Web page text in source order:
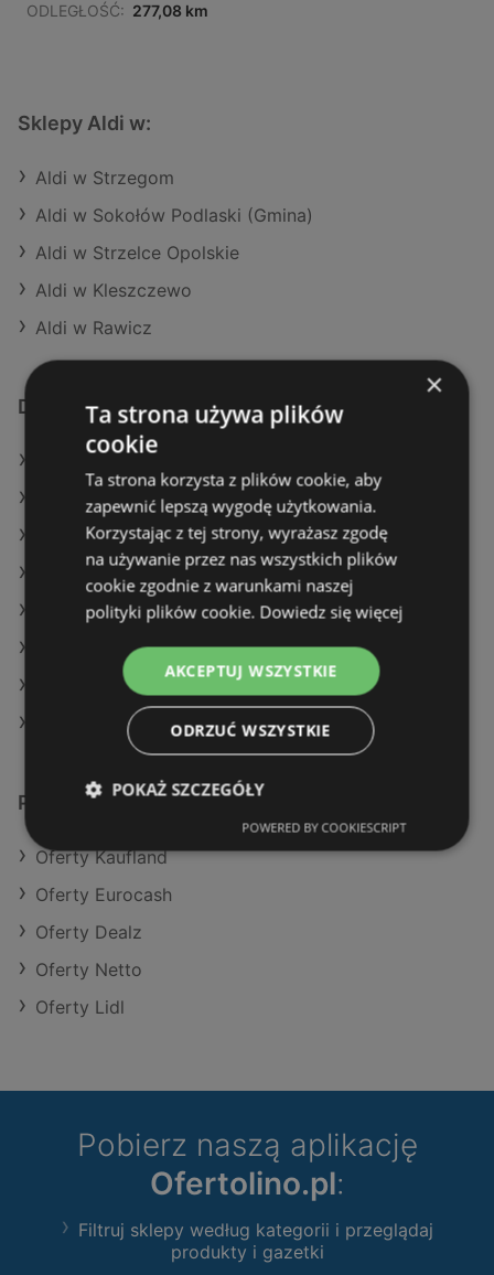
ODLEGŁOŚĆ: 277,08 km
Sklepy Aldi w:
Aldi w Strzegom
Aldi w Sokołów Podlaski (Gmina)
Aldi w Strzelce Opolskie
Aldi w Kleszczewo
Aldi w Rawicz
Dodatkowe łącza
Oferty Eurocash
Oferty SPAR
Aktualne gazetki Chorten
Aktualne gazetki Netto
Aktualne gazetki Stokrotka
Aktualne gazetki Selgros
Aktualne gazetki Dealz
Podobne sklepy detaliczne
Oferty Kaufland
Oferty Eurocash
Oferty Dealz
Oferty Netto
Oferty Lidl
Pobierz naszą aplikację
Ofertolino.pl:
Filtruj sklepy według kategorii i przeglądaj
produkty i gazetki
×
Ta strona używa plików
cookie
Ta strona korzysta z plików cookie, aby
zapewnić lepszą wygodę użytkowania.
Korzystając z tej strony, wyrażasz zgodę
na używanie przez nas wszystkich plików
cookie zgodnie z warunkami naszej
polityki plików cookie. Dowiedz się więcej
AKCEPTUJ WSZYSTKIE
ODRZUĆ WSZYSTKIE
POKAŻ SZCZEGÓŁY
POWERED BY COOKIESCRIPT